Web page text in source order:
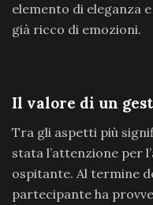
elemento di eleganza
già ricco di emozioni.
Il valore di un
Tra gli aspetti più
stata l’attenzione per
ospitante. Al termine
partecipante ha